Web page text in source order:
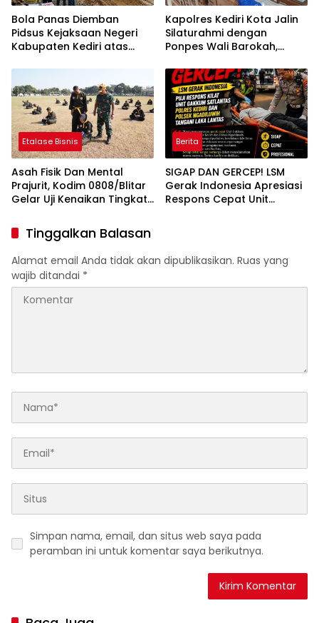
Bola Panas Diemban
Pidsus Kejaksaan Negeri
Kabupaten Kediri atas
Penggunaan Material
Ilegal Proyek Tol Kediri
Oleh PT. HASTARI JAYA
SENTOSA
Kapolres Kediri Kota Jalin
Silaturahmi dengan
Ponpes Wali Barokah,
Ulama
Etalase Bisnis
Asah Fisik Dan Mental
Prajurit, Kodim 0808/Blitar
Gelar Uji Kenaikan Tingkat
Berita
SIGAP DAN GERCEP! LSM
Gerak Indonesia Apresiasi
Respons Cepat Unit
Penanganan Kecelakaan
Lalu Lintas
Tinggalkan Balasan
Alamat email Anda tidak akan dipublikasikan. Ruas yang
wajib ditandai *
Simpan nama, email, dan situs web saya pada
peramban ini untuk komentar saya berikutnya.